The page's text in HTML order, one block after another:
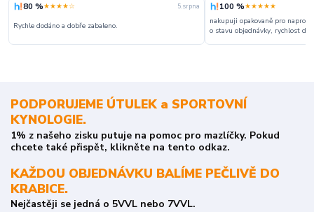
80 %★★★★☆ 5. srpna
Rychle dodáno a dobře zabaleno.
100 %★★★★★
nakupuji opakovaně pro
o stavu objednávky, rychlost
PODPORUJEME ÚTULEK a SPORTOVNÍ
KYNOLOGIE.
1% z našeho zisku putuje na pomoc pro mazlíčky. Pokud
chcete také přispět, klikněte na tento odkaz.
KAŽDOU OBJEDNÁVKU BALÍME PEČLIVĚ DO
KRABICE.
Nejčastěji se jedná o 5VVL nebo 7VVL.